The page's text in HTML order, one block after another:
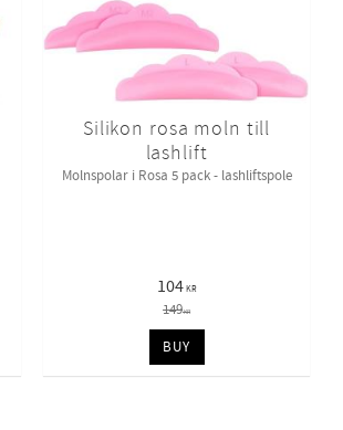
Silikon rosa moln till
lashlift
Molnspolar i Rosa 5 pack - lashliftspole
104KR
149KR
BUY